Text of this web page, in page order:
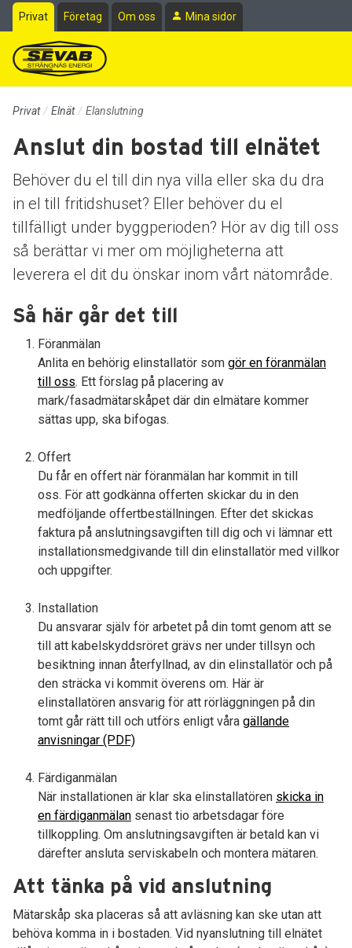
Till sidans huvudinnehåll
Privat Företag Om oss Mina sidor
Privat Elnät Elanslutning
Anslut din bostad till elnätet
Behöver du el till din nya villa eller ska du dra
in el till fritidshuset? Eller behöver du el
tillfälligt under byggperioden? Hör av dig till oss
så berättar vi mer om möjligheterna att
leverera el dit du önskar inom vårt nätområde.
Så här går det till
Föranmälan
Anlita en behörig elinstallatör som gör en föranmälan
till oss. Ett förslag på placering av
mark/fasadmätarskåpet där din elmätare kommer
sättas upp, ska bifogas.
Offert
Du får en offert när föranmälan har kommit in till
oss. För att godkänna offerten skickar du in den
medföljande offertbeställningen. Efter det skickas
faktura på anslutningsavgiften till dig och vi lämnar ett
installationsmedgivande till din elinstallatör med villkor
och uppgifter.
Installation
Du ansvarar själv för arbetet på din tomt genom att se
till att kabelskyddsröret grävs ner under tillsyn och
besiktning innan återfyllnad, av din elinstallatör och på
den sträcka vi kommit överens om. Här är
elinstallatören ansvarig för att rörläggningen på din
tomt går rätt till och utförs enligt våra gällande
anvisningar (PDF)
Färdiganmälan
När installationen är klar ska elinstallatören skicka in
en färdiganmälan senast tio arbetsdagar före
tillkoppling. Om anslutningsavgiften är betald kan vi
därefter ansluta serviskabeln och montera mätaren.
Att tänka på vid anslutning
Mätarskåp ska placeras så att avläsning kan ske utan att
behöva komma in i bostaden. Vid nyanslutning till elnätet